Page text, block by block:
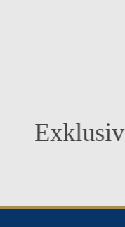
Exklusives